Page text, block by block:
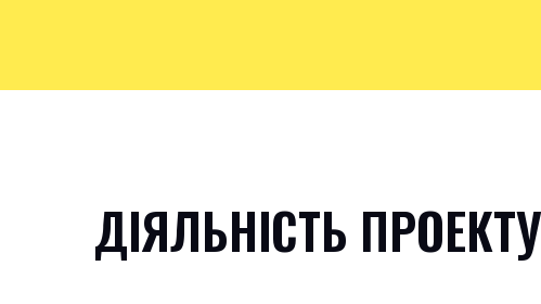
ДІЯЛЬНІСТЬ ПРОЕКТУ